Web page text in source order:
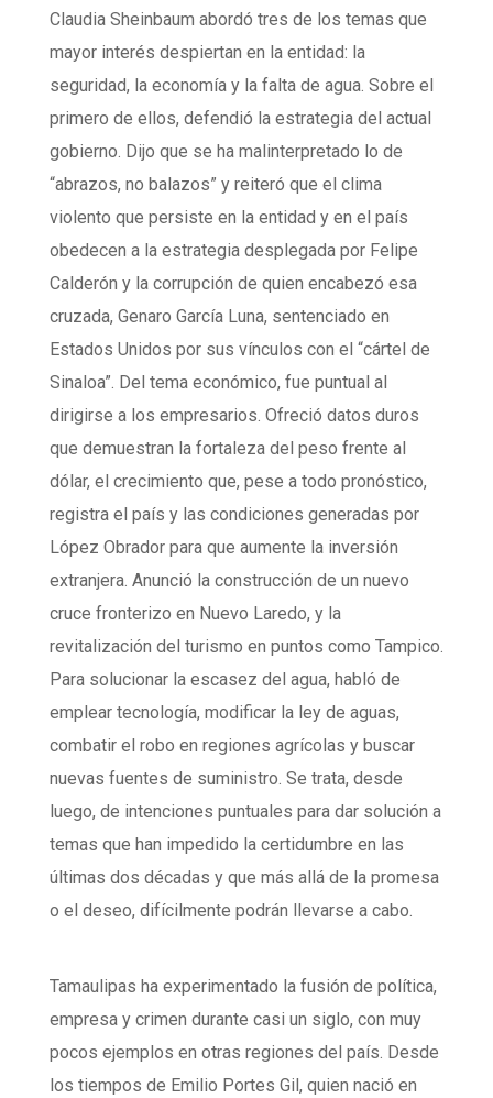
Claudia Sheinbaum abordó tres de los temas que
mayor interés despiertan en la entidad: la
seguridad, la economía y la falta de agua. Sobre el
primero de ellos, defendió la estrategia del actual
gobierno. Dijo que se ha malinterpretado lo de
“abrazos, no balazos” y reiteró que el clima
violento que persiste en la entidad y en el país
obedecen a la estrategia desplegada por Felipe
Calderón y la corrupción de quien encabezó esa
cruzada, Genaro García Luna, sentenciado en
Estados Unidos por sus vínculos con el “cártel de
Sinaloa”. Del tema económico, fue puntual al
dirigirse a los empresarios. Ofreció datos duros
que demuestran la fortaleza del peso frente al
dólar, el crecimiento que, pese a todo pronóstico,
registra el país y las condiciones generadas por
López Obrador para que aumente la inversión
extranjera. Anunció la construcción de un nuevo
cruce fronterizo en Nuevo Laredo, y la
revitalización del turismo en puntos como Tampico.
Para solucionar la escasez del agua, habló de
emplear tecnología, modificar la ley de aguas,
combatir el robo en regiones agrícolas y buscar
nuevas fuentes de suministro. Se trata, desde
luego, de intenciones puntuales para dar solución a
temas que han impedido la certidumbre en las
últimas dos décadas y que más allá de la promesa
o el deseo, difícilmente podrán llevarse a cabo.
Tamaulipas ha experimentado la fusión de política,
empresa y crimen durante casi un siglo, con muy
pocos ejemplos en otras regiones del país. Desde
los tiempos de Emilio Portes Gil, quien nació en